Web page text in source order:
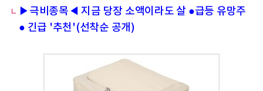
▶극비종목◀ 지금 당장 소액이라도 살 ●급등 유망주
● 긴급 '추천'(선착순 공개)